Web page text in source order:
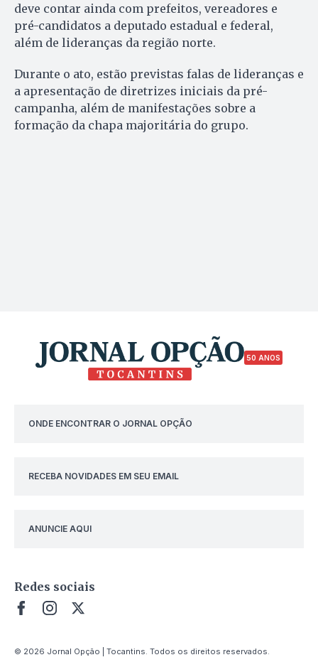
deve contar ainda com prefeitos, vereadores e
pré-candidatos a deputado estadual e federal,
além de lideranças da região norte.
Durante o ato, estão previstas falas de lideranças e
a apresentação de diretrizes iniciais da pré-
campanha, além de manifestações sobre a
formação da chapa majoritária do grupo.
50 ANOS
ONDE ENCONTRAR O JORNAL OPÇÃO
RECEBA NOVIDADES EM SEU EMAIL
ANUNCIE AQUI
Redes sociais
© 2026 Jornal Opção | Tocantins. Todos os direitos reservados.